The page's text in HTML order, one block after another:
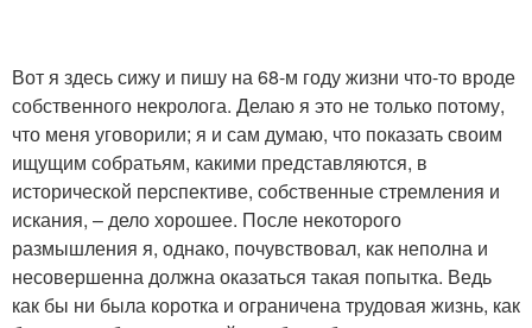
Вот я здесь сижу и пишу на 68-м году жизни что-то вроде
собственного некролога. Делаю я это не только потому,
что меня уговорили; я и сам думаю, что показать своим
ищущим собратьям, какими представляются, в
исторической перспективе, собственные стремления и
искания, – дело хорошее. После некоторого
размышления я, однако, почувствовал, как неполна и
несовершенна должна оказаться такая попытка. Ведь
как бы ни была коротка и ограничена трудовая жизнь, как